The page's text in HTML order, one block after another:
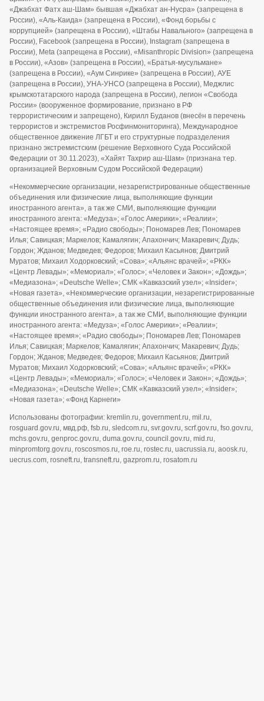
«Джабхат Фатх аш-Шам» бывшая «Джабхат ан-Нусра» (запрещена в
России), «Аль-Каида» (запрещена в России), «Фонд борьбы с
коррупцией» (запрещена в России), «Штабы Навального» (запрещена в
России), Facebook (запрещена в России), Instagram (запрещена в
России), Meta (запрещена в России), «Misanthropic Division» (запрещена
в России), «Азов» (запрещена в России), «Братья-мусульмане»
(запрещена в России), «Аум Синрике» (запрещена в России), АУЕ
(запрещена в России), УНА-УНСО (запрещена в России), Меджлис
крымскотатарского народа (запрещена в России), легион «Свобода
России» (вооруженное формирование, признано в РФ
террористическим и запрещено), Кирилл Буданов (внесён в перечень
террористов и экстремистов Росфинмониторинга), Международное
общественное движение ЛГБТ и его структурные подразделения
признано экстремистским (решение Верховного Суда Российской
Федерации от 30.11.2023), «Хайят Тахрир аш-Шам» (признана тер.
организацией Верховным Судом Российской Федерации)
«Некоммерческие организации, незарегистрированные общественные
объединения или физические лица, выполняющие функции
иностранного агента», а так же СМИ, выполняющие функции
иностранного агента: «Медуза»; «Голос Америки»; «Реалии»;
«Настоящее время»; «Радио свободы»; Пономарев Лев; Пономарев
Илья; Савицкая; Маркелов; Камалягин; Апахончич; Макаревич; Дудь;
Гордон; Жданов; Медведев; Федоров; Михаил Касьянов; Дмитрий
Муратов; Михаил Ходорковский; «Сова»; «Альянс врачей»; «РКК»
«Центр Левады»; «Мемориал»; «Голос»; «Человек и Закон»; «Дождь»;
«Медиазона»; «Deutsche Welle»; СМК «Кавказский узел»; «Insider»;
«Новая газета», «Некоммерческие организации, незарегистрированные
общественные объединения или физические лица, выполняющие
функции иностранного агента», а так же СМИ, выполняющие функции
иностранного агента: «Медуза»; «Голос Америки»; «Реалии»;
«Настоящее время»; «Радио свободы»; Пономарев Лев; Пономарев
Илья; Савицкая; Маркелов; Камалягин; Апахончич; Макаревич; Дудь;
Гордон; Жданов; Медведев; Федоров; Михаил Касьянов; Дмитрий
Муратов; Михаил Ходорковский; «Сова»; «Альянс врачей»; «РКК»
«Центр Левады»; «Мемориал»; «Голос»; «Человек и Закон»; «Дождь»;
«Медиазона»; «Deutsche Welle»; СМК «Кавказский узел»; «Insider»;
«Новая газета»; «Фонд Карнеги»
Использованы фотографии: kremlin.ru, government.ru, mil.ru,
rosguard.gov.ru, мвд.рф, fsb.ru, sledcom.ru, svr.gov.ru, scrf.gov.ru, fso.gov.ru,
mchs.gov.ru, genproc.gov.ru, duma.gov.ru, council.gov.ru, mid.ru,
minpromtorg.gov.ru, roscosmos.ru, roe.ru, rostec.ru, uacrussia.ru, aoosk.ru,
uecrus.com, rosneft.ru, transneft.ru, gazprom.ru, rosatom.ru